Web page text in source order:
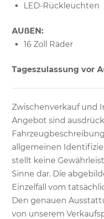
LED-Rückleuchten
AUßEN:
16 Zoll Räder
Tageszulassung vor
Zwischenverkauf und
Angebot sind
allgemeinen
stellt keine
Sinne dar. Die
Einzelfall vom
Den genauen
von unserem